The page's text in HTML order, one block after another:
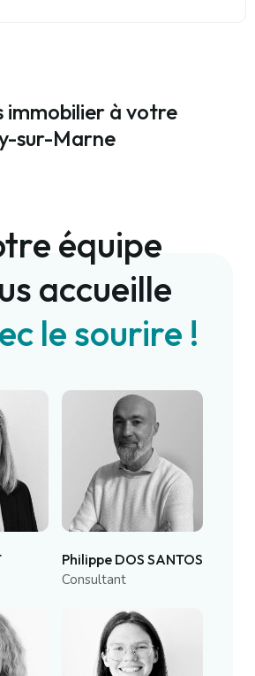
immobilier à votre
sur-Marne
équipe
accueille
le sourire !
Philippe DOS SANTOS
Consultant